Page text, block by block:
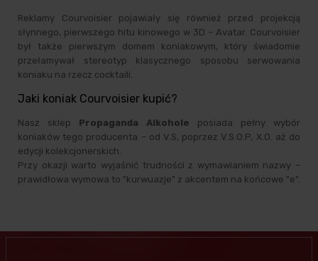
Reklamy Courvoisier pojawiały się również przed projekcją
słynnego, pierwszego hitu kinowego w 3D – Avatar. Courvoisier
był także pierwszym domem koniakowym, który świadomie
przełamywał stereotyp klasycznego sposobu serwowania
koniaku na rzecz cocktaili.
Jaki koniak Courvoisier kupić?
Nasz sklep Propaganda Alkohole posiada pełny wybór
koniaków tego producenta – od V.S, poprzez V.S.O.P, X.O. aż do
edycji kolekcjonerskich.
Przy okazji warto wyjaśnić trudności z wymawianiem nazwy –
prawidłowa wymowa to "kurwuazje" z akcentem na końcowe "e".